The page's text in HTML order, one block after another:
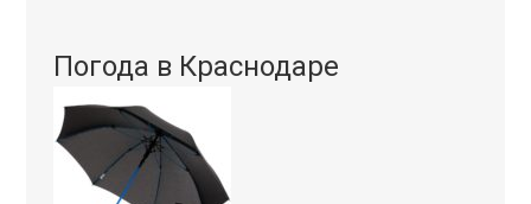
Погода в Краснодаре